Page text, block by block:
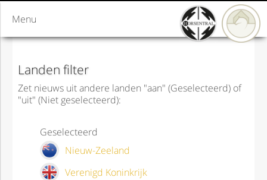
Menu
Landen filter
Zet nieuws uit andere landen "aan" (Geselecteerd) of
"uit" (Niet geselecteerd):
Geselecteerd
Nieuw-Zeeland
Verenigd Koninkrijk